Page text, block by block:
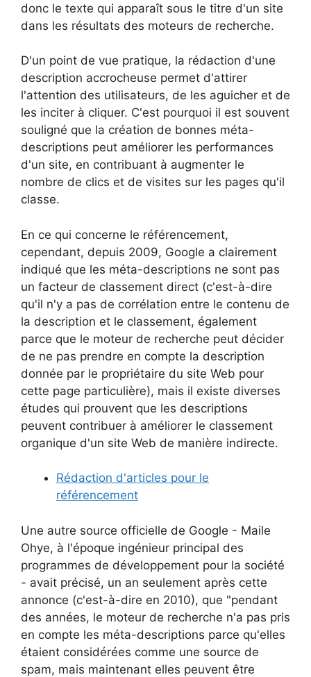
donc le texte qui apparaît sous le titre d'un site
dans les résultats des moteurs de recherche.
D'un point de vue pratique, la rédaction d'une
description accrocheuse permet d'attirer
l'attention des utilisateurs, de les aguicher et de
les inciter à cliquer. C'est pourquoi il est souvent
souligné que la création de bonnes méta-
descriptions peut améliorer les performances
d'un site, en contribuant à augmenter le
nombre de clics et de visites sur les pages qu'il
classe.
En ce qui concerne le référencement,
cependant, depuis 2009, Google a clairement
indiqué que les méta-descriptions ne sont pas
un facteur de classement direct (c'est-à-dire
qu'il n'y a pas de corrélation entre le contenu de
la description et le classement, également
parce que le moteur de recherche peut décider
de ne pas prendre en compte la description
donnée par le propriétaire du site Web pour
cette page particulière), mais il existe diverses
études qui prouvent que les descriptions
peuvent contribuer à améliorer le classement
organique d'un site Web de manière indirecte.
Rédaction d'articles pour le
référencement
Une autre source officielle de Google - Maile
Ohye, à l'époque ingénieur principal des
programmes de développement pour la société
- avait précisé, un an seulement après cette
annonce (c'est-à-dire en 2010), que "pendant
des années, le moteur de recherche n'a pas pris
en compte les méta-descriptions parce qu'elles
étaient considérées comme une source de
spam, mais maintenant elles peuvent être